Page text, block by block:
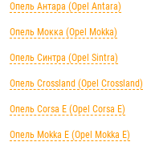
Опель Антара (Opel Antara)
Опель Мокка (Opel Mokka)
Опель Синтра (Opel Sintra)
Опель Crossland (Opel Crossland)
Опель Corsa E (Opel Corsa E)
Опель Mokka E (Opel Mokka E)